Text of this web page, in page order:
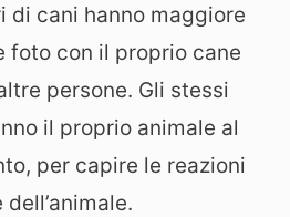
di cani hanno maggiore
foto con il proprio cane
persone. Gli stessi
il proprio animale al
per capire le reazioni